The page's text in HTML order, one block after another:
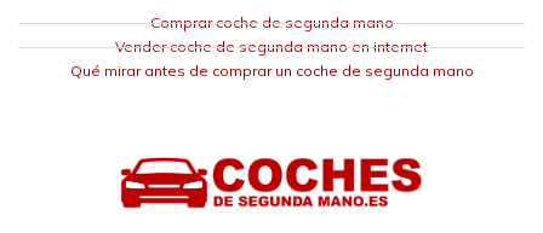
Comprar coche de segunda mano
Vender coche de segunda mano en internet
Qué mirar antes de comprar un coche de segunda mano